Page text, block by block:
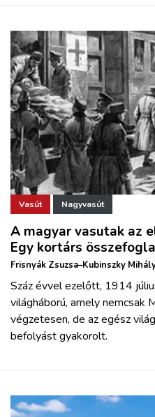
Vasút Nagyvasút
A magyar vasutak az
Egy kortárs
Frisnyák Zsuzsa–Kubinszky
Száz évvel ezelőtt, 1914
világháború, amely
végzetesen, de az egész
befolyást gyakorolt.